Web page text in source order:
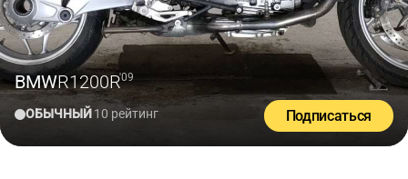
BMWR1200R'09
ОБЫЧНЫЙ10 рейтинг Подписаться